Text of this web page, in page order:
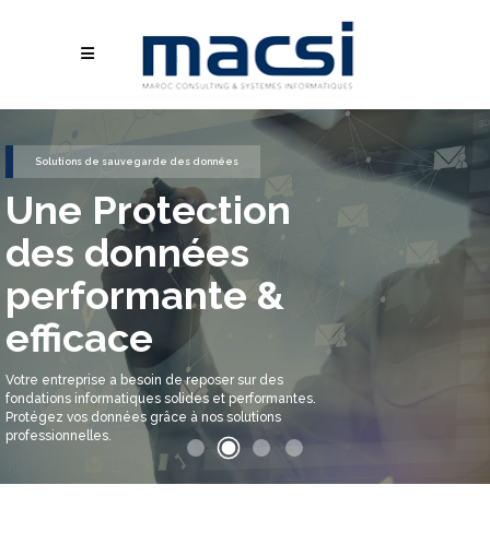
Solutions de sauvegarde des données
Une Protection
des données
performante &
efficace
Votre entreprise a besoin de reposer sur des
fondations informatiques solides et performantes.
Protégez vos données grâce à nos solutions
professionnelles.